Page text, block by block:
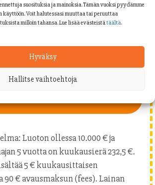
suosituksia ja mainoksia. Tämän vuoksi pyydämme
käyttöön. Voit halutessasi muuttaa tai peruuttaa
milloin tahansa. Lue lisää evästeistätäältä.
Hyväksy
Hallitse vaihtoehtoja
sinulle lainatarjouksia sähköpostitse.
viestit yhdellä napautuksella.
Luoton ollessa 10.000 € ja
5 vuotta on kuukausierä 232,5 €.
5 € kuukausittaisen
90 € avausmaksun (fees). Lainan